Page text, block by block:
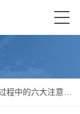
中的六大注意事项